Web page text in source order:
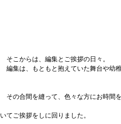
そこからは、編集とご挨拶の日々。
編集は、もともと抱えていた舞台や幼
その合間を縫って、色々な方にお時間
いてご挨拶をしに回りました。